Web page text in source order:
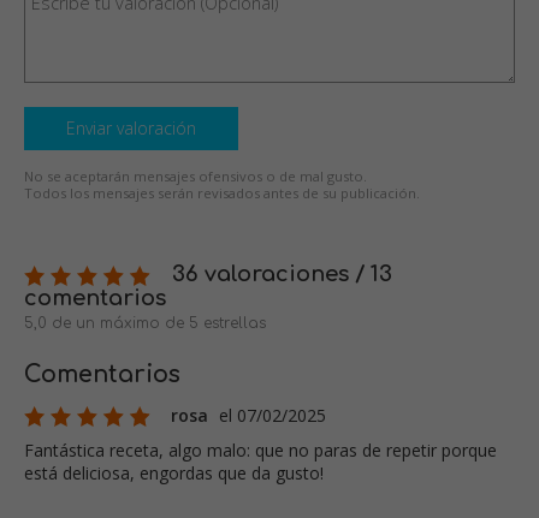
Enviar valoración
No se aceptarán mensajes ofensivos o de mal gusto.
Todos los mensajes serán revisados antes de su publicación.
36 valoraciones / 13
comentarios
5,0 de un máximo de 5 estrellas
Comentarios
rosa el 07/02/2025
Fantástica receta, algo malo: que no paras de repetir porque
está deliciosa, engordas que da gusto!